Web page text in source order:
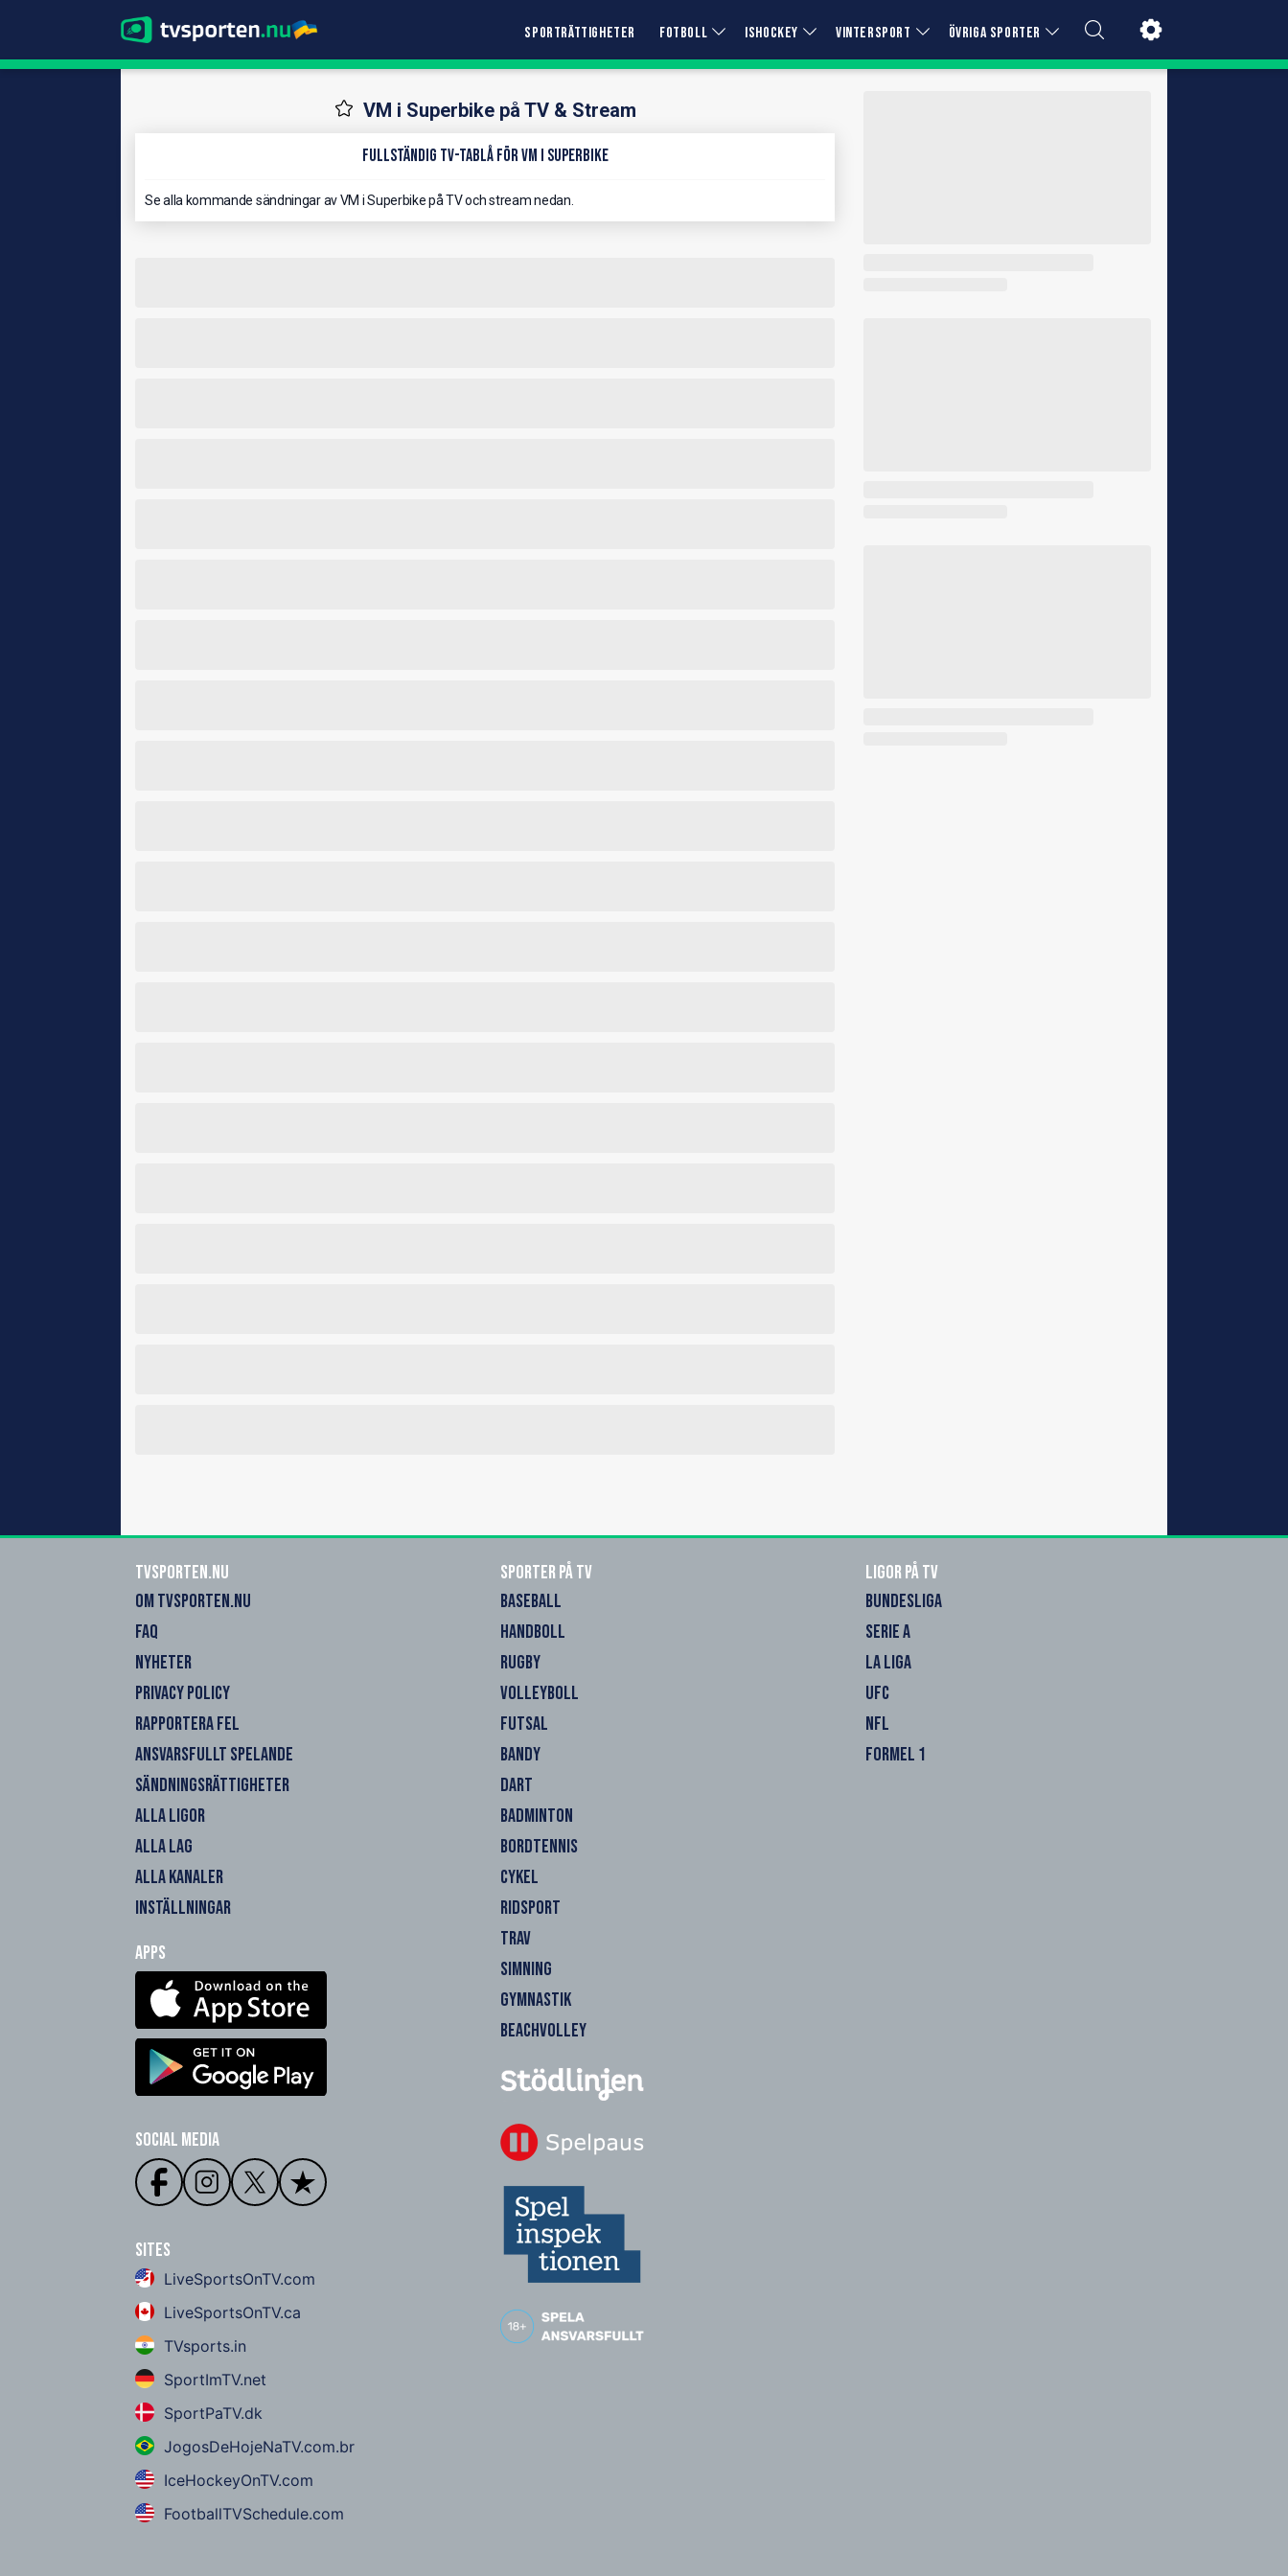
SPORTRÄTTIGHETER FOTBOLL ISHOCKEY VINTERSPORT ÖVRIGA SPORTER
VM i Superbike på TV & Stream
Fullständig TV-Tablå för VM i Superbike
Se alla kommande sändningar av VM i Superbike på TV och stream nedan.
Tvsporten.nu
OM TVSPORTEN.NU
FAQ
NYHETER
PRIVACY POLICY
RAPPORTERA FEL
ANSVARSFULLT SPELANDE
SÄNDNINGSRÄTTIGHETER
ALLA LIGOR
ALLA LAG
ALLA KANALER
INSTÄLLNINGAR
Apps
Social Media
Sites
LiveSportsOnTV.com
LiveSportsOnTV.ca
TVsports.in
SportImTV.net
SportPaTV.dk
JogosDeHojeNaTV.com.br
IceHockeyOnTV.com
FootballTVSchedule.com
Sporter på TV
BASEBALL
HANDBOLL
RUGBY
VOLLEYBOLL
FUTSAL
BANDY
DART
BADMINTON
BORDTENNIS
CYKEL
RIDSPORT
TRAV
SIMNING
GYMNASTIK
BEACHVOLLEY
Ligor på TV
BUNDESLIGA
SERIE A
LA LIGA
UFC
NFL
FORMEL 1